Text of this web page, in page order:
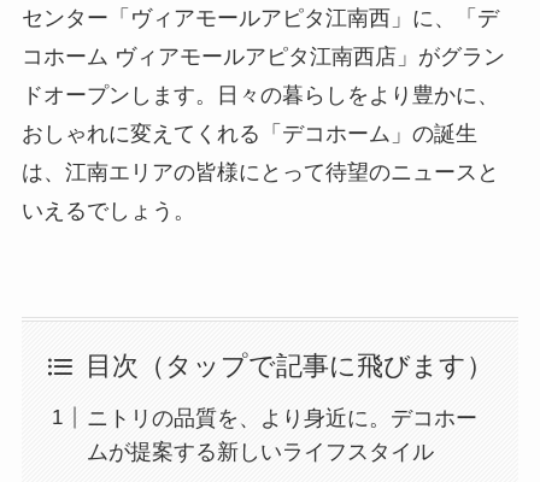
センター「ヴィアモールアピタ江南西」に、「デ
コホーム ヴィアモールアピタ江南西店」がグラン
ドオープンします。日々の暮らしをより豊かに、
おしゃれに変えてくれる「デコホーム」の誕生
は、江南エリアの皆様にとって待望のニュースと
いえるでしょう。
目次（タップで記事に飛びます）
ニトリの品質を、より身近に。デコホー
ムが提案する新しいライフスタイル